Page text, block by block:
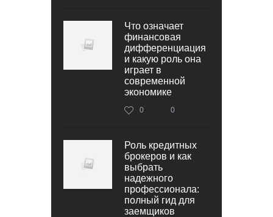
Что означает
финансовая
дифференциация
и какую роль она
играет в
современной
экономике
0 0
Роль кредитных
брокеров и как
выбрать
надежного
профессионала:
полный гид для
заемщиков